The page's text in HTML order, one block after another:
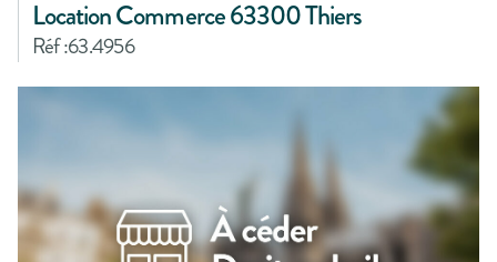
Location Commerce 63300 Thiers
Réf :63.4956